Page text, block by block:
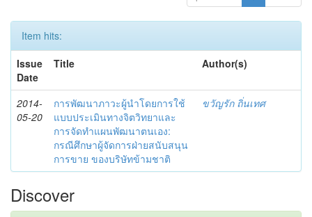
Item hits:
Issue
Date
Title Author(s)
2014-
05-20
การพัฒนาภาวะผู้นำโดยการใช้
แบบประเมินทางจิตวิทยาและ
การจัดทำแผนพัฒนาตนเอง:
กรณีศึกษาผู้จัดการฝ่ายสนับสนุน
การขาย ของบริษัทข้ามชาติ
ขวัญรัก ถิ่นเทศ
Discover